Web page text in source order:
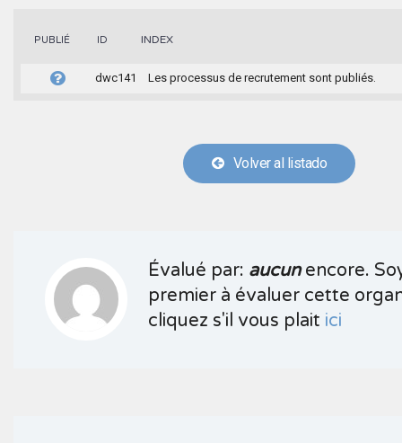
PUBLIÉ ID INDEX
dwc141 Les processus de recrutement sont publiés.
Volver al listado
Évalué par: aucunencore.
premier à évaluer cette
cliquez s'il vous plait ici